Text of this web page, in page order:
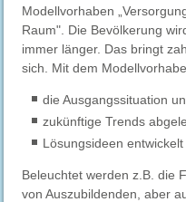
Modellvorhaben
Raum". Die Bevölkerung
immer länger. Das bringt
sich. Mit dem
die Ausgangssituation
zukünftige Trends
Lösungsideen entwickelt
Beleuchtet werden z.B. die
von Auszubildenden, aber